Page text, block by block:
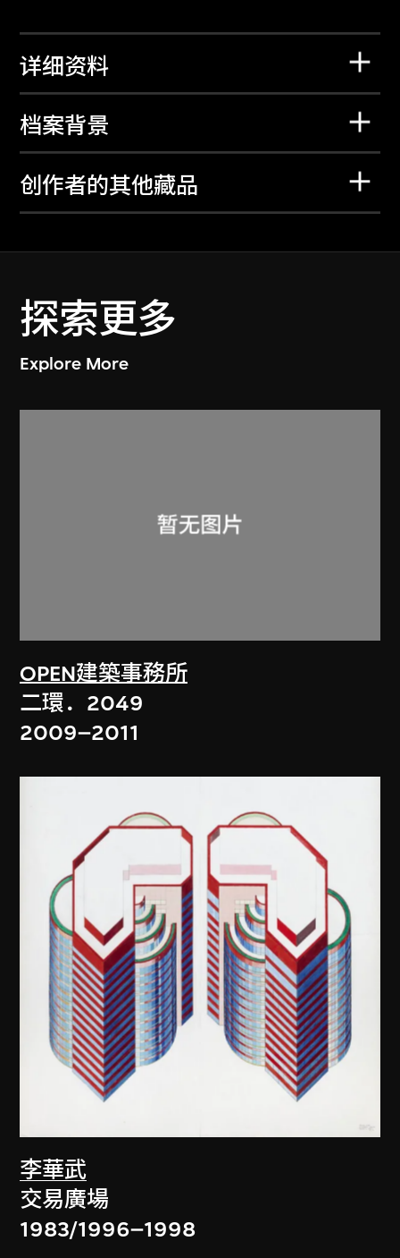
详细资料
档案背景
创作者的其他藏品
探索更多
Explore More
OPEN建築事務所
二環．2049
2009–2011
李華武
交易廣場
1983/1996–1998